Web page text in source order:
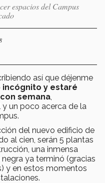
espacios del Campus
así que déjenme
y estaré
semana
un poco acerca de la
del nuevo edificio de
al cien, serán 5 plantas
una inmensa
ya terminó (gracias
y en estos momentos